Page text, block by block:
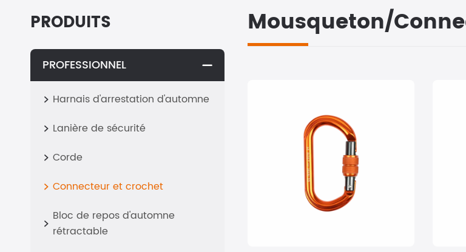
PRODUITS
PROFESSIONNEL 
 Harnais d'arrestation d'automne
 Lanière de sécurité
 Corde
 Connecteur et crochet

Bloc de repos d'automne
rétractable
Mousqueton/